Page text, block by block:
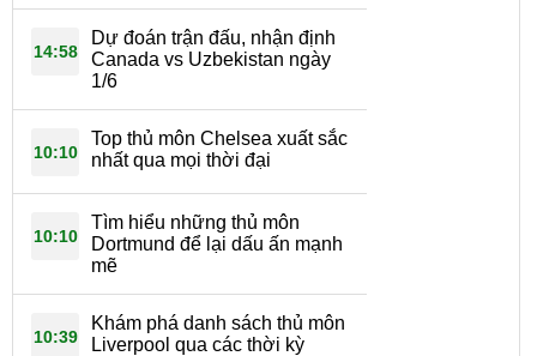
14:58
Dự đoán trận đấu, nhận định
Canada vs Uzbekistan ngày
1/6
10:10
Top thủ môn Chelsea xuất sắc
nhất qua mọi thời đại
10:10
Tìm hiểu những thủ môn
Dortmund để lại dấu ấn mạnh
mẽ
10:39
Khám phá danh sách thủ môn
Liverpool qua các thời kỳ